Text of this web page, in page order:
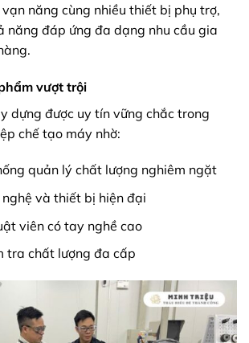
năng cùng nhiều thiết bị phụ trợ,
năng đáp ứng đa dạng nhu cầu gia
vượt trội
dựng được uy tín vững chắc trong
chế tạo máy nhờ:
quản lý chất lượng nghiêm ngặt
nghệ và thiết bị hiện đại
viên có tay nghề cao
tra chất lượng đa cấp